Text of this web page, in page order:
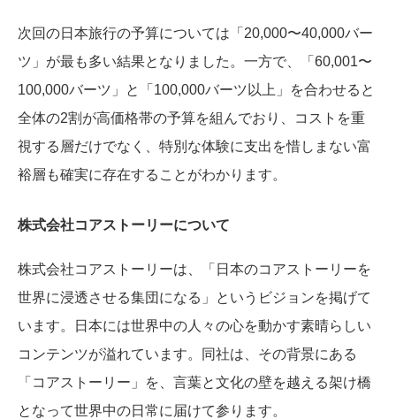
次回の日本旅行の予算については「20,000〜40,000バー
ツ」が最も多い結果となりました。一方で、「60,001〜
100,000バーツ」と「100,000バーツ以上」を合わせると
全体の2割が高価格帯の予算を組んでおり、コストを重
視する層だけでなく、特別な体験に支出を惜しまない富
裕層も確実に存在することがわかります。
株式会社コアストーリーについて
株式会社コアストーリーは、「日本のコアストーリーを
世界に浸透させる集団になる」というビジョンを掲げて
います。日本には世界中の人々の心を動かす素晴らしい
コンテンツが溢れています。同社は、その背景にある
「コアストーリー」を、言葉と文化の壁を越える架け橋
となって世界中の日常に届けて参ります。